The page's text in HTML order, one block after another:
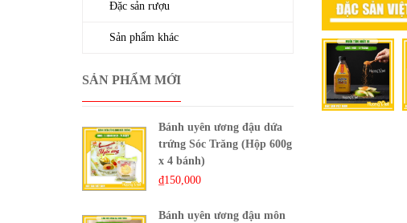
Đặc sản rượu
Sản phẩm khác
SẢN PHẨM MỚI
Bánh uyên ương đậu dứa
trứng Sóc Trăng (Hộp 600g
x 4 bánh)
₫150,000
Bánh uyên ương đậu môn